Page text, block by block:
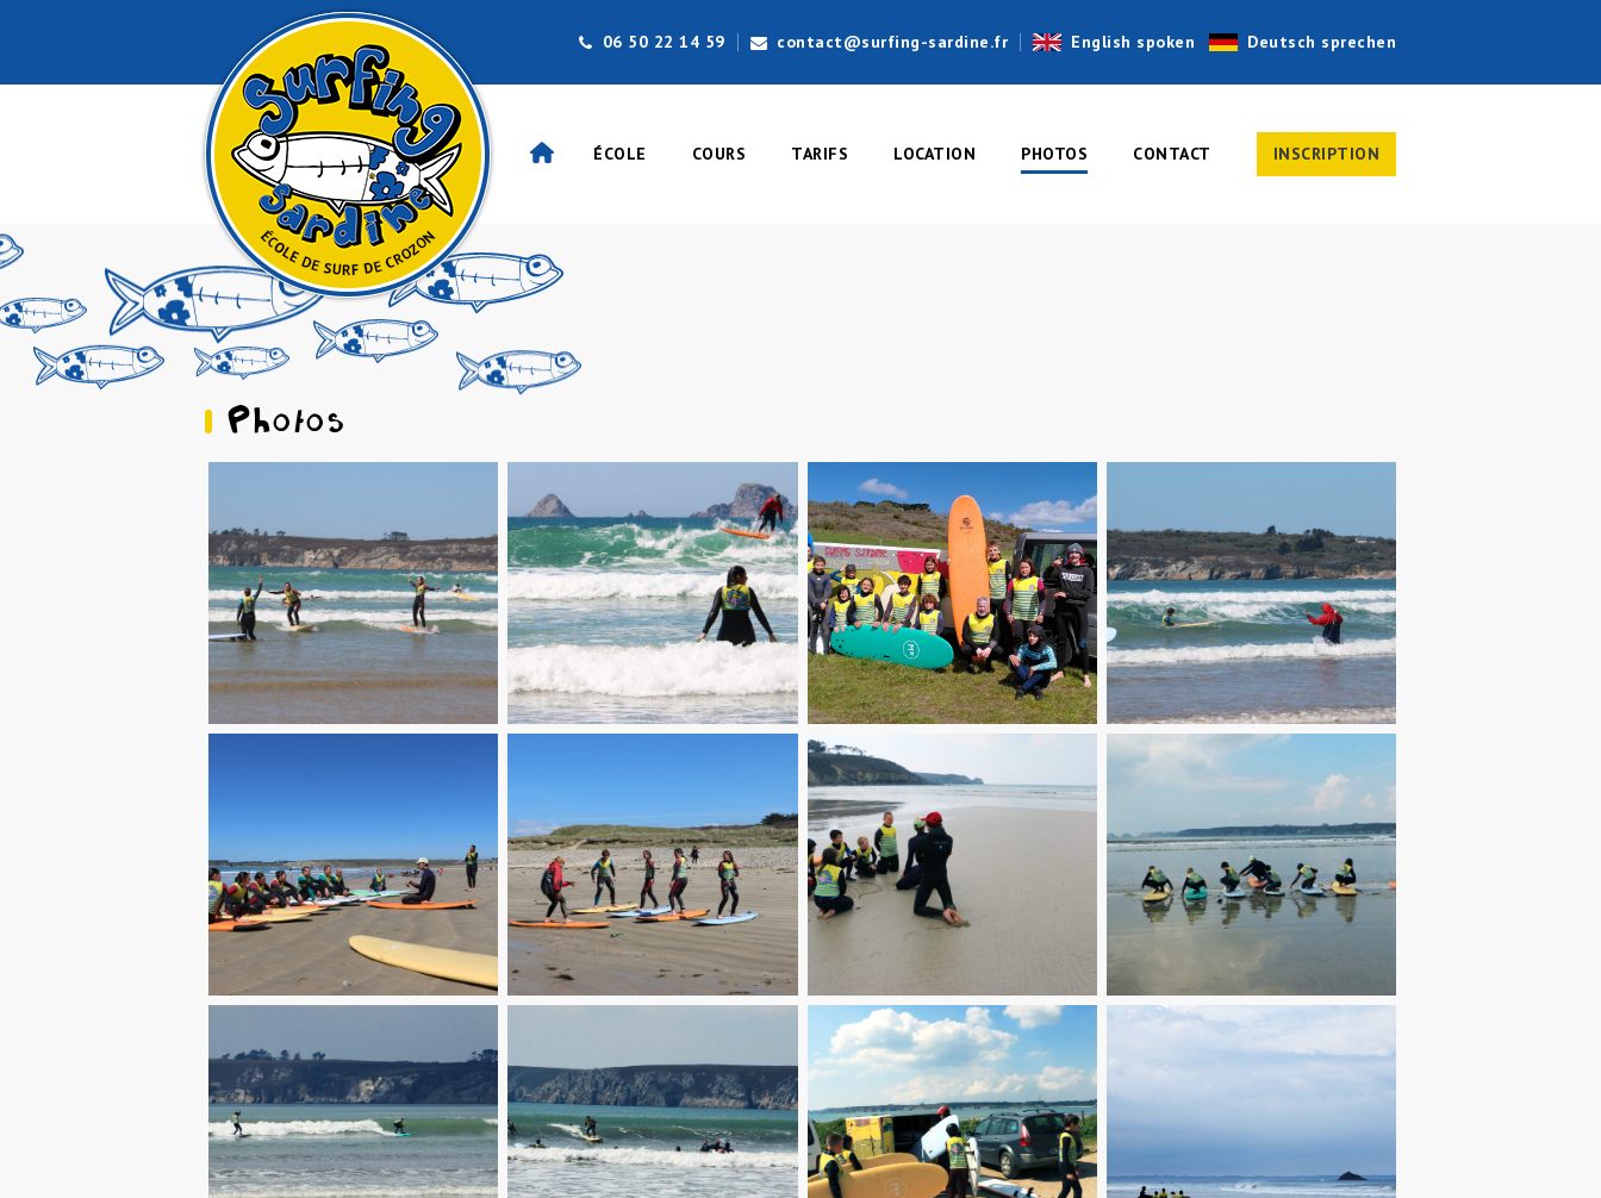
06 50 22 14 59 contact@surfing-sardine.fr English spoken Deutsch sprechen
ÉCOLE COURS TARIFS LOCATION PHOTOS CONTACT INSCRIPTION
Photos